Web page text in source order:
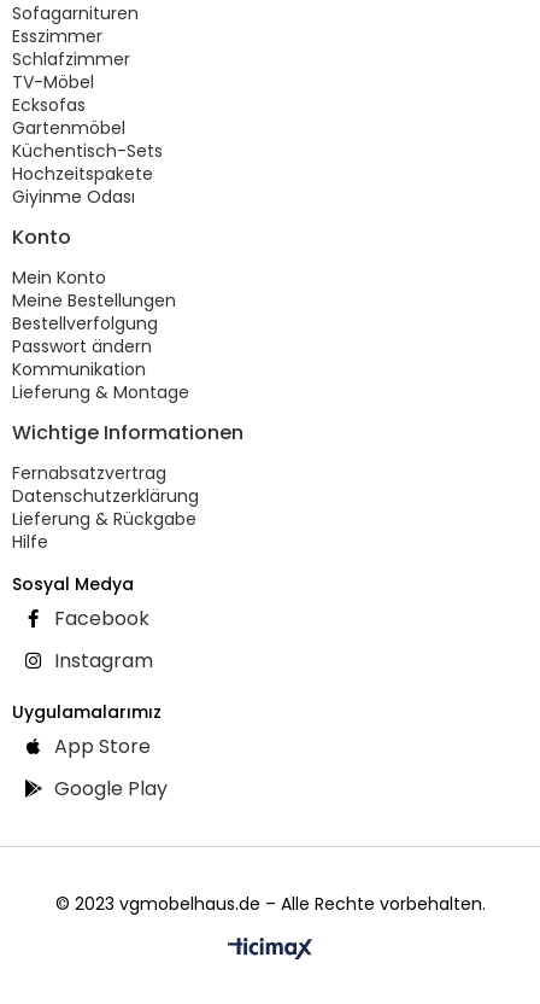
Sofagarnituren
Esszimmer
Schlafzimmer
TV-Möbel
Ecksofas
Gartenmöbel
Küchentisch-Sets
Hochzeitspakete
Giyinme Odası
Konto
Mein Konto
Meine Bestellungen
Bestellverfolgung
Passwort ändern
Kommunikation
Lieferung & Montage
Wichtige Informationen
Fernabsatzvertrag
Datenschutzerklärung
Lieferung & Rückgabe
Hilfe
Sosyal Medya
Facebook
Instagram
Uygulamalarımız
App Store
Google Play
© 2023 vgmobelhaus.de – Alle Rechte vorbehalten.